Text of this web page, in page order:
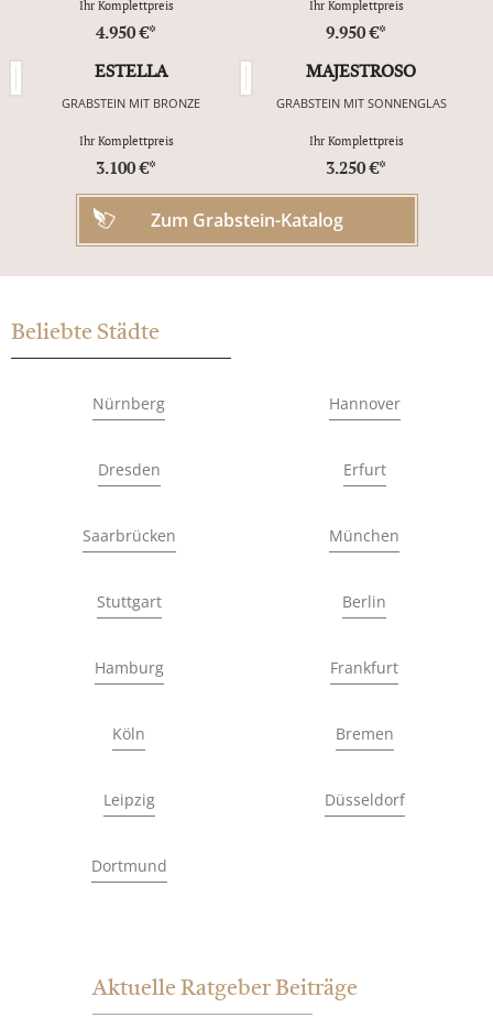
Ihr Komplettpreis
4.950 €*
Ihr Komplettpreis
9.950 €*
ESTELLA
GRABSTEIN MIT BRONZE
Ihr Komplettpreis
3.100 €*
MAJESTROSO
GRABSTEIN MIT SONNENGLAS
Ihr Komplettpreis
3.250 €*
Zum Grabstein-Katalog
Beliebte Städte
Nürnberg Hannover
Dresden Erfurt
Saarbrücken München
Stuttgart Berlin
Hamburg Frankfurt
Köln Bremen
Leipzig Düsseldorf
Dortmund
Aktuelle Ratgeber Beiträge